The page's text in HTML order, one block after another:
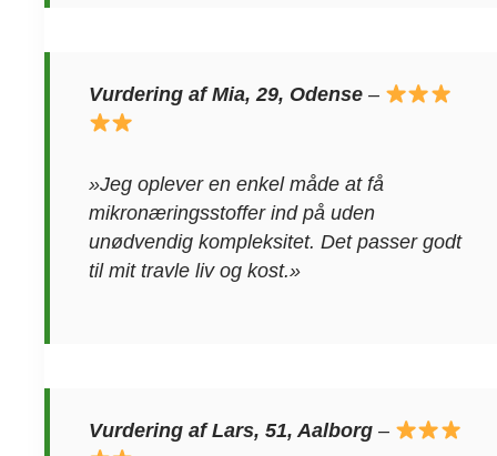
Vurdering af Mia, 29, Odense –
»Jeg oplever en enkel måde at få
mikronæringsstoffer ind på uden
unødvendig kompleksitet. Det passer godt
til mit travle liv og kost.»
Vurdering af Lars, 51, Aalborg –